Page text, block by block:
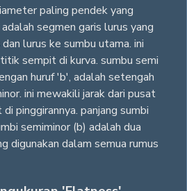
paling pendek yang
segmen garis lurus yang
lurus ke sumbu utama. ini
sempit di kurva. sumbu semi
huruf 'b', adalah setengah
ini mewakili jarak dari pusat
pinggirannya. panjang sumbi
semiminor (b) adalah dua
digunakan dalam semua rumus